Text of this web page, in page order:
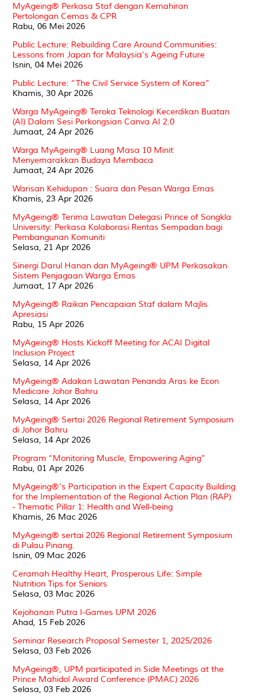
MyAgeing® Perkasa Staf dengan Kemahiran
Pertolongan Cemas & CPR
Rabu, 06 Mei 2026
Public Lecture: Rebuilding Care Around Communities:
Lessons from Japan for Malaysia's Ageing Future
Isnin, 04 Mei 2026
Public Lecture: “The Civil Service System of Korea”
Khamis, 30 Apr 2026
Warga MyAgeing®️ Teroka Teknologi Kecerdikan Buatan
(AI) Dalam Sesi Perkongsian Canva AI 2.0
Jumaat, 24 Apr 2026
Warga MyAgeing®️ Luang Masa 10 Minit
Menyemarakkan Budaya Membaca
Jumaat, 24 Apr 2026
Warisan Kehidupan : Suara dan Pesan Warga Emas
Khamis, 23 Apr 2026
MyAgeing® Terima Lawatan Delegasi Prince of Songkla
University: Perkasa Kolaborasi Rentas Sempadan bagi
Pembangunan Komuniti
Selasa, 21 Apr 2026
Sinergi Darul Hanan dan MyAgeing® UPM Perkasakan
Sistem Penjagaan Warga Emas
Jumaat, 17 Apr 2026
MyAgeing®️ Raikan Pencapaian Staf dalam Majlis
Apresiasi
Rabu, 15 Apr 2026
MyAgeing® Hosts Kickoff Meeting for ACAI Digital
Inclusion Project
Selasa, 14 Apr 2026
MyAgeing®️ Adakan Lawatan Penanda Aras ke Econ
Medicare Johor Bahru
Selasa, 14 Apr 2026
MyAgeing®️ Sertai 2026 Regional Retirement Symposium
di Johor Bahru
Selasa, 14 Apr 2026
Program “Monitoring Muscle, Empowering Aging”
Rabu, 01 Apr 2026
MyAgeing®'s Participation in the Expert Capacity Building
for the Implementation of the Regional Action Plan (RAP)
- Thematic Pillar 1: Health and Well-being
Khamis, 26 Mac 2026
MyAgeing® sertai 2026 Regional Retirement Symposium
di Pulau Pinang.
Isnin, 09 Mac 2026
Ceramah Healthy Heart, Prosperous Life: Simple
Nutrition Tips for Seniors
Selasa, 03 Mac 2026
Kejohanan Putra I-Games UPM 2026
Ahad, 15 Feb 2026
Seminar Research Proposal Semester 1, 2025/2026
Selasa, 03 Feb 2026
MyAgeing®, UPM participated in Side Meetings at the
Prince Mahidol Award Conference (PMAC) 2026
Selasa, 03 Feb 2026